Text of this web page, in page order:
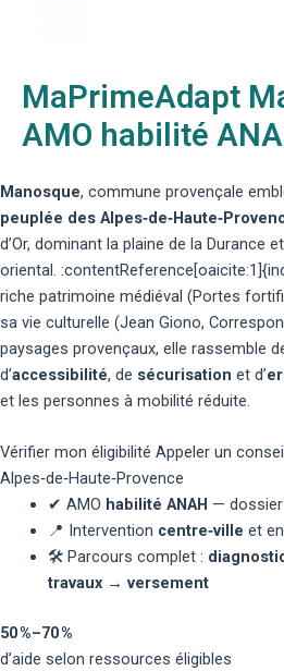
MaPrimeAdapt
AMO habilité
Manosque, commune provençale
peuplée des
d’Or, dominant la plaine de la Durance
oriental.
riche patrimoine médiéval (Portes
sa vie culturelle (Jean Giono,
paysages provençaux, elle rassemble
d’accessibilité, de sécurisation et d’
et les personnes à mobilité réduite.
Vérifier mon éligibilité Appeler un
Alpes‑de‑Haute‑Provence
✔ AMO habilité ANAH —
📍 Intervention centre‑ville et
🛠Parcours complet :
travaux → versement
50 %–70 %
d’aide selon ressources éligibles